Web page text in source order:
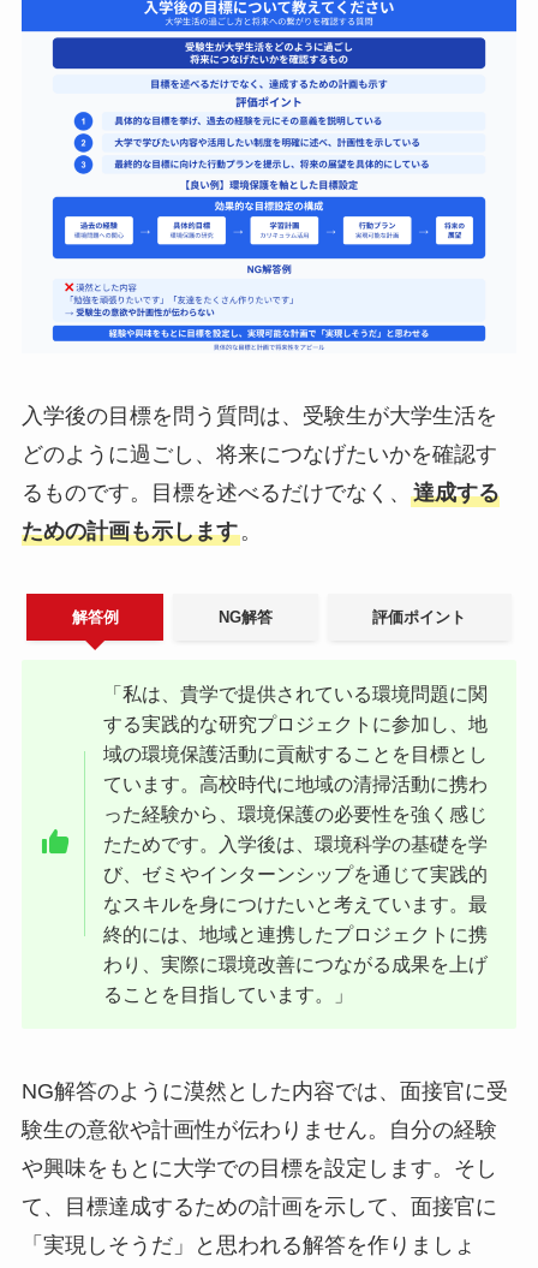
入学後の目標を問う質問は、受験生が大学生活を
どのように過ごし、将来につなげたいかを確認す
るものです。目標を述べるだけでなく、 達成する
ための計画も示します。
解答例 NG解答 評価ポイント
「私は、貴学で提供されている環境問題に関
する実践的な研究プロジェクトに参加し、地
域の環境保護活動に貢献することを目標とし
ています。高校時代に地域の清掃活動に携わ
った経験から、環境保護の必要性を強く感じ
たためです。入学後は、環境科学の基礎を学
び、ゼミやインターンシップを通じて実践的
なスキルを身につけたいと考えています。最
終的には、地域と連携したプロジェクトに携
わり、実際に環境改善につながる成果を上げ
ることを目指しています。」
NG解答のように漠然とした内容では、面接官に受
験生の意欲や計画性が伝わりません。自分の経験
や興味をもとに大学での目標を設定します。そし
て、目標達成するための計画を示して、面接官に
「実現しそうだ」と思われる解答を作りましょ